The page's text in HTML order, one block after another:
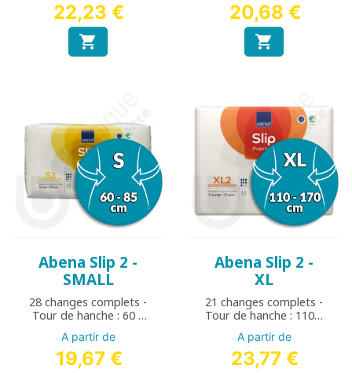
22,23 €

20,68 €

Abena Slip 2 -
SMALL
28 changes complets -
Tour de hanche : 60 à
85 cm
A partir de
19,67 €
Abena Slip 2 -
XL
21 changes complets -
Tour de hanche : 110 à
170 cm
A partir de
23,77 €